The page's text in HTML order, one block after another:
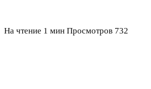
На чтение 1 мин Просмотров 732